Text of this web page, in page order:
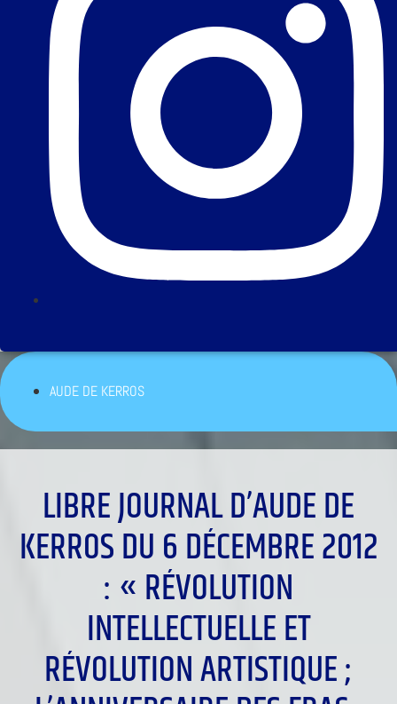
AUDE DE KERROS
LIBRE JOURNAL D’AUDE DE
KERROS DU 6 DÉCEMBRE 2012
: « RÉVOLUTION
INTELLECTUELLE ET
RÉVOLUTION ARTISTIQUE ;